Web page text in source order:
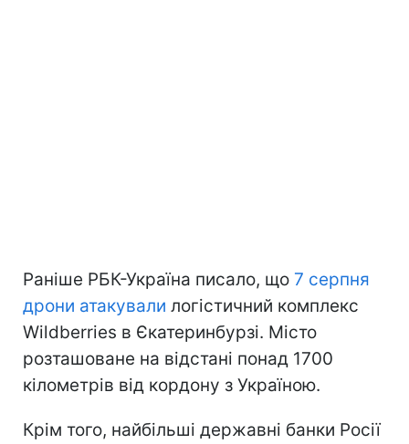
Раніше РБК-Україна писало, що 7 серпня
дрони атакували логістичний комплекс
Wildberries в Єкатеринбурзі. Місто
розташоване на відстані понад 1700
кілометрів від кордону з Україною.
Крім того, найбільші державні банки Росії